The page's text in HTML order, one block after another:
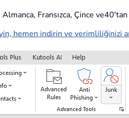
Fransızca, Çince
hemen indirin ve verimliliğinizi